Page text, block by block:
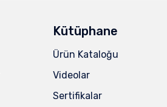
Kütüphane
Ürün Kataloğu
Videolar
Sertifikalar